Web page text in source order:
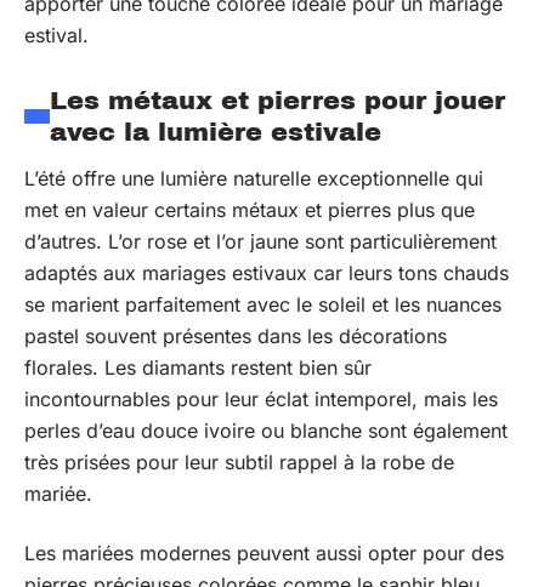
estival.
Les métaux et pierres pour jouer
avec la lumière estivale
L’été offre une lumière naturelle exceptionnelle qui
met en valeur certains métaux et pierres plus que
d’autres. L’or rose et l’or jaune sont particulièrement
adaptés aux mariages estivaux car leurs tons chauds
se marient parfaitement avec le soleil et les nuances
pastel souvent présentes dans les décorations
florales. Les diamants restent bien sûr
incontournables pour leur éclat intemporel, mais les
perles d’eau douce ivoire ou blanche sont également
très prisées pour leur subtil rappel à la robe de
mariée.
Les mariées modernes peuvent aussi opter pour des